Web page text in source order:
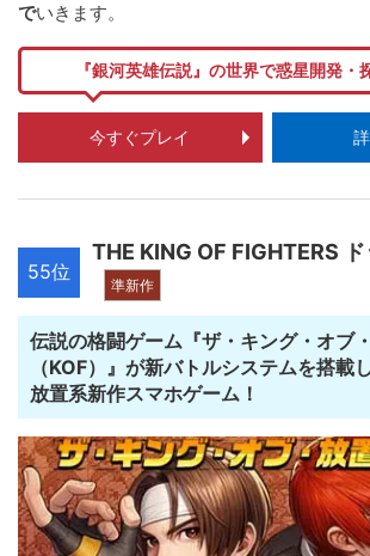
でいきます。
『銀河英雄伝説』の世界で惑星開発・
今すぐプレイ
55位
THE KING OF FIGHTERS
準新作
伝説の格闘ゲーム『ザ・キング・オブ
（KOF）』が新バトルシステムを搭載
放置系新作スマホゲーム！